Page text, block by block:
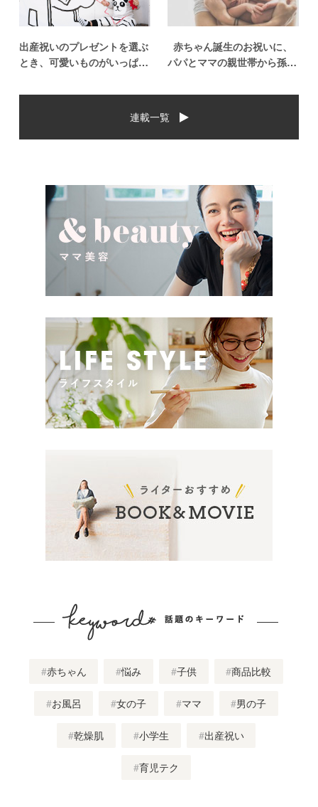
出産祝いのプレゼントを選ぶ
とき、可愛いものがいっぱい
の気持ちを込めて贈るものだ
いし、たくさん使ってもらえ
るものをプレゼントしたい。
赤ちゃん誕生のお祝いに、
パパとママの親世帯から孫誕
た場合、今現在のお祝いの相
んなものなのでしょうか。ま
た、出産祝いに関して気をつ
連載一覧
赤ちゃん 悩み 子供 商品比較
お風呂 女の子 ママ 男の子
乾燥肌 小学生 出産祝い
育児テク